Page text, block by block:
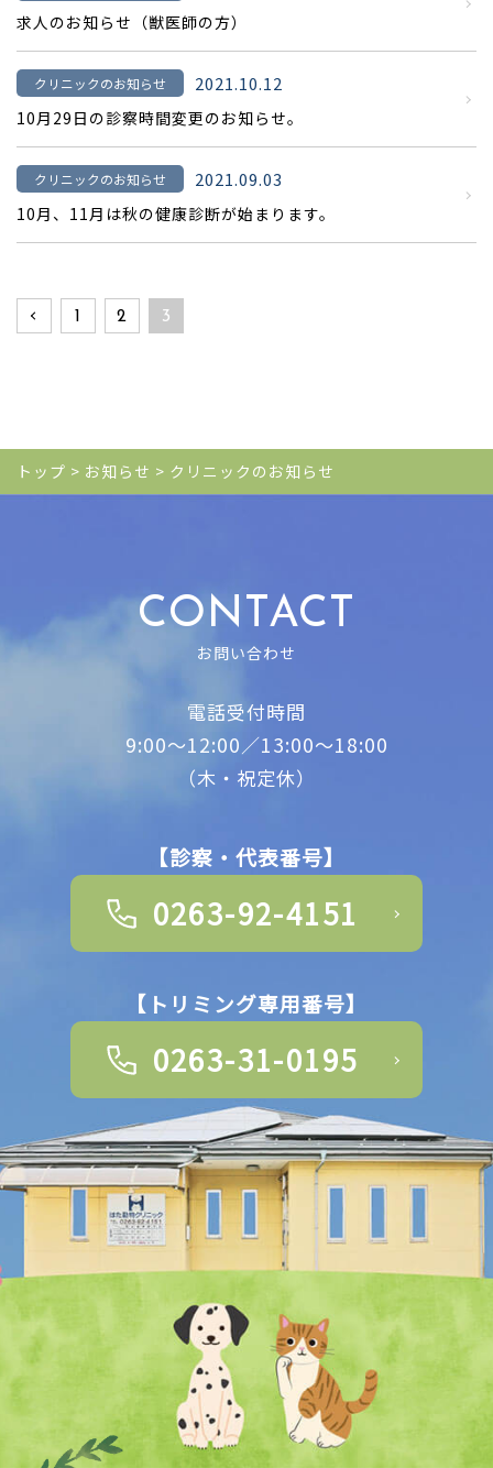
求人のお知らせ（獣医師の方）
クリニックのお知らせ 2021.10.12
10月29日の診察時間変更のお知らせ。
クリニックのお知らせ 2021.09.03
10月、11月は秋の健康診断が始まります。
« 1 2 3
トップ > お知らせ > クリニックのお知らせ
CONTACT
お問い合わせ
電話受付時間
9:00～12:00／13:00～18:00
（木・祝定休）
【診察・代表番号】
0263-92-4151
【トリミング専用番号】
0263-31-0195